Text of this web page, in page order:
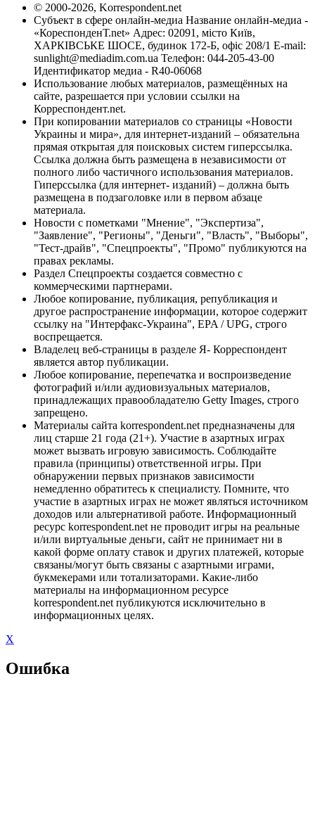
© 2000-2026, Korrespondent.net
Субъект в сфере онлайн-медиа Название онлайн-медиа -
«КореспонденТ.net» Адрес: 02091, місто Київ,
ХАРКІВСЬКЕ ШОСЕ, будинок 172-Б, офіс 208/1 E-mail:
sunlight@mediadim.com.ua Телефон: 044-205-43-00
Идентификатор медиа - R40-06068
Использование любых материалов, размещённых на
сайте, разрешается при условии ссылки на
Корреспондент.net.
При копировании материалов со страницы «Новости
Украины и мира», для интернет-изданий – обязательна
прямая открытая для поисковых систем гиперссылка.
Ссылка должна быть размещена в независимости от
полного либо частичного использования материалов.
Гиперссылка (для интернет- изданий) – должна быть
размещена в подзаголовке или в первом абзаце
материала.
Новости с пометками "Мнение", "Экспертиза",
"Заявление", "Регионы", "Деньги", "Власть", "Выборы",
"Тест-драйв", "Спецпроекты", "Промо" публикуются на
правах рекламы.
Раздел Спецпроекты создается совместно с
коммерческими партнерами.
Любое копирование, публикация, републикация и
другое распространение информации, которое содержит
ссылку на "Интерфакс-Украина", EPA / UPG, строго
воспрещается.
Владелец веб-страницы в разделе Я- Корреспондент
является автор публикации.
Любое копирование, перепечатка и воспроизведение
фотографий и/или аудиовизуальных материалов,
принадлежащих правообладателю Getty Images, строго
запрещено.
Материалы сайта korrespondent.net предназначены для
лиц старше 21 года (21+). Участие в азартных играх
может вызвать игровую зависимость. Соблюдайте
правила (принципы) ответственной игры. При
обнаружении первых признаков зависимости
немедленно обратитесь к специалисту. Помните, что
участие в азартных играх не может являться источником
доходов или альтернативой работе. Информационный
ресурс korrespondent.net не проводит игры на реальные
и/или виртуальные деньги, сайт не принимает ни в
какой форме оплату ставок и других платежей, которые
связаны/могут быть связаны с азартными играми,
букмекерами или тотализаторами. Какие-либо
материалы на информационном ресурсе
korrespondent.net публикуются исключительно в
информационных целях.
X
Ошибка